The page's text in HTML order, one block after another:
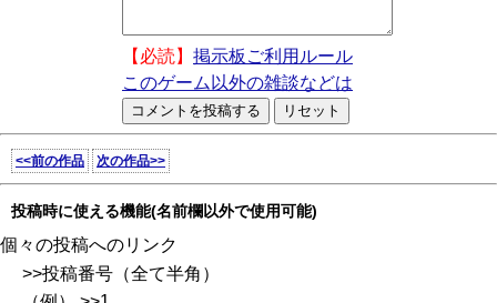
【必読】 掲示板ご利用ルール
このゲーム以外の雑談などは
<<前の作品 次の作品>>
投稿時に使える機能(名前欄以外で使用可能)
個々の投稿へのリンク
>>投稿番号（全て半角）